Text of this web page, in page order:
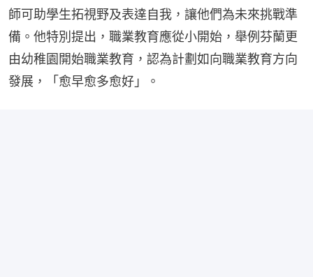
師可助學生拓視野及表達自我，讓他們為未來挑戰準
備。他特別提出，職業教育應從小開始，舉例芬蘭更
由幼稚園開始職業教育，認為計劃如向職業教育方向
發展，「愈早愈多愈好」。